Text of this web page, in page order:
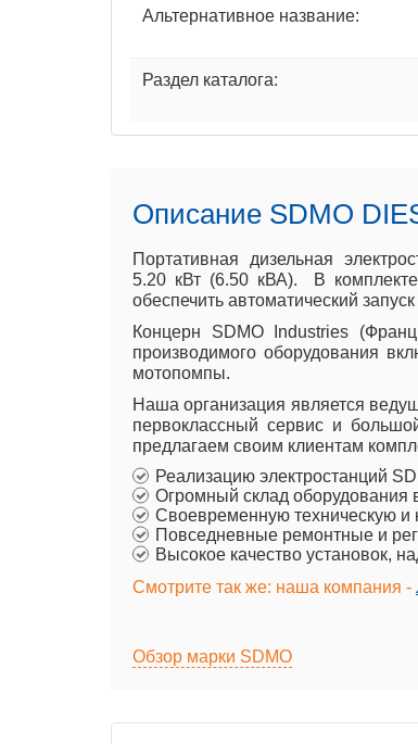
Альтернативное название:
Раздел каталога:
Описание SDMO
Портативная дизельная
5.20 кВт (6.50 кВА). В
обеспечить автоматический
Концерн SDMO Industries
производимого оборудования
мотопомпы.
Наша организация является
первоклассный сервис и
предлагаем своим клиентам
Реализацию электростанций
Огромный склад оборудования
Своевременную техническую и
Повседневные ремонтные и
Высокое качество установок,
Смотрите так же: наша компания -
Обзор марки SDMO